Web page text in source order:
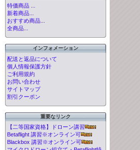
特価商品 ...
新着商品...
おすすめ商品...
全商品...
インフォメーション
配送と返品について
個人情報保護方針
ご利用規約
お問い合わせ
サイトマップ
割引クーポン
重要なリンク
【二等国家資格】ドローン講習
Betaflight 講習※オンライン可
Blackbox 講習※オンライン可